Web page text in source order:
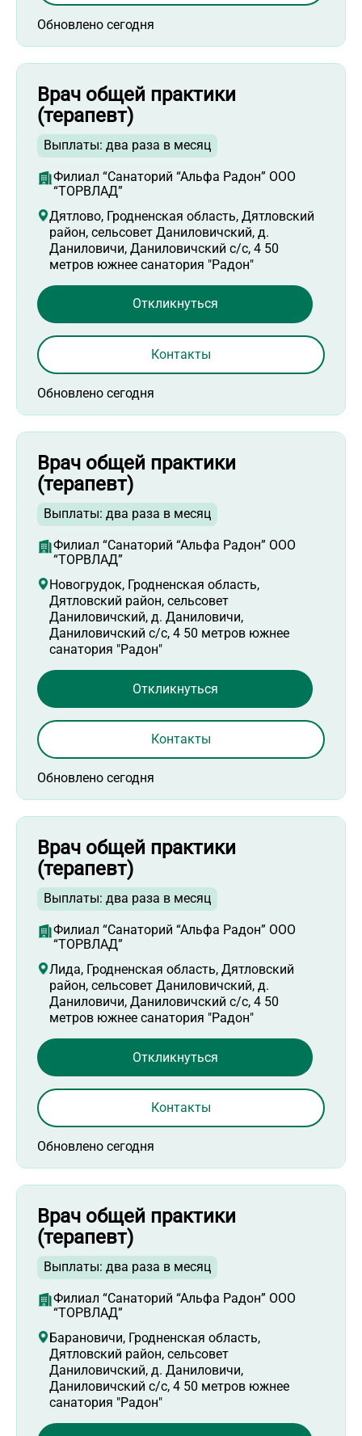
Обновлено сегодня
Врач общей практики
(терапевт)
Выплаты: два раза в месяц
Филиал “Санаторий “Альфа Радон” ООО
“ТОРВЛАД”
Дятлово, Гродненская область, Дятловский
район, сельсовет Даниловичский, д.
Даниловичи, Даниловичский с/с, 4 50
метров южнее санатория "Радон"
Обновлено сегодня
Откликнуться
Контакты
Врач общей практики
(терапевт)
Выплаты: два раза в месяц
Филиал “Санаторий “Альфа Радон” ООО
“ТОРВЛАД”
Новогрудок, Гродненская область,
Дятловский район, сельсовет
Даниловичский, д. Даниловичи,
Даниловичский с/с, 4 50 метров южнее
санатория "Радон"
Обновлено сегодня
Откликнуться
Контакты
Врач общей практики
(терапевт)
Выплаты: два раза в месяц
Филиал “Санаторий “Альфа Радон” ООО
“ТОРВЛАД”
Лида, Гродненская область, Дятловский
район, сельсовет Даниловичский, д.
Даниловичи, Даниловичский с/с, 4 50
метров южнее санатория "Радон"
Обновлено сегодня
Откликнуться
Контакты
Врач общей практики
(терапевт)
Выплаты: два раза в месяц
Филиал “Санаторий “Альфа Радон” ООО
“ТОРВЛАД”
Барановичи, Гродненская область,
Дятловский район, сельсовет
Даниловичский, д. Даниловичи,
Даниловичский с/с, 4 50 метров южнее
санатория "Радон"